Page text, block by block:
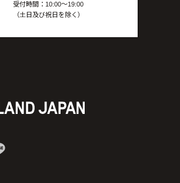
受付時間：10:00〜19:00
（土日及び祝日を除く）